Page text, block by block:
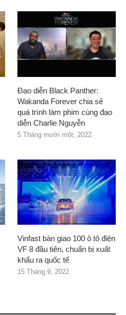
Đạo diễn Black Panther:
Wakanda Forever chia sẻ
quá trình làm phim cùng đạo
diễn Charlie Nguyễn
5 Tháng mười một, 2022
Vinfast bàn giao 100 ô tô điện
VF 8 đầu tiên, chuẩn bị xuất
khẩu ra quốc tế
15 Tháng 9, 2022